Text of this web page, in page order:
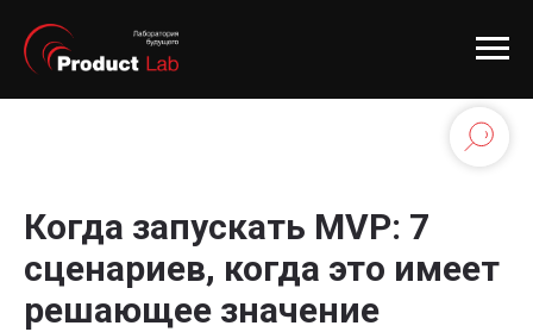
Когда запускать MVP: 7
сценариев, когда это имеет
решающее значение